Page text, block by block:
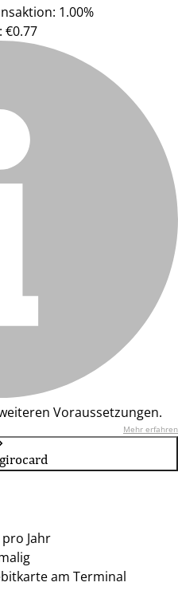
1.00%
€0.77
Voraussetzungen.
Mehr erfahren
Jahr
am Terminal